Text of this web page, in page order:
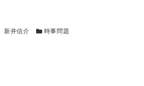
新井信介 カテゴリー
時事問題